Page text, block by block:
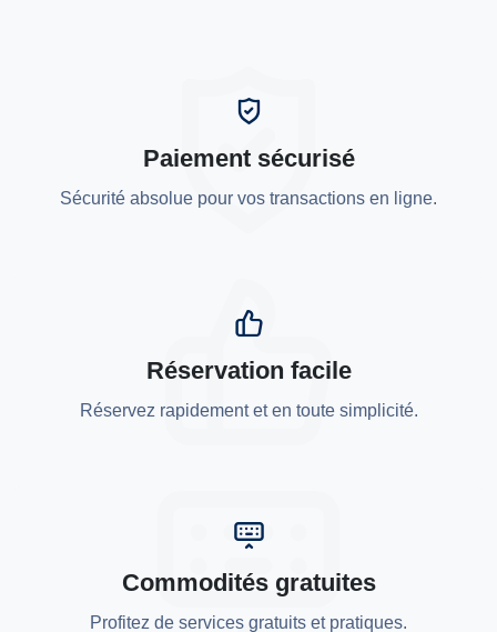
Paiement sécurisé
Sécurité absolue pour vos transactions en ligne.
Réservation facile
Réservez rapidement et en toute simplicité.
Commodités gratuites
Profitez de services gratuits et pratiques.